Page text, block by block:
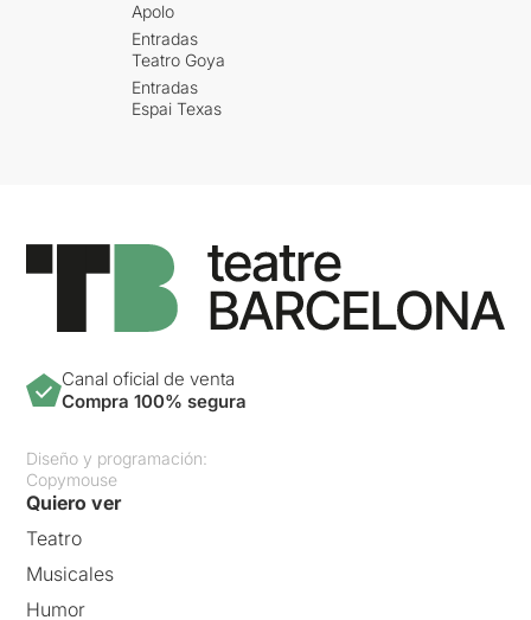
Apolo
Entradas
Teatro Goya
Entradas
Espai Texas
Canal oficial de venta
Compra 100% segura
Diseño y programación:
Copymouse
Quiero ver
Teatro
Musicales
Humor